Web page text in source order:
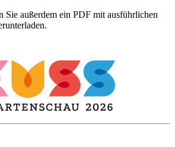
Sie außerdem ein PDF mit ausführlichen